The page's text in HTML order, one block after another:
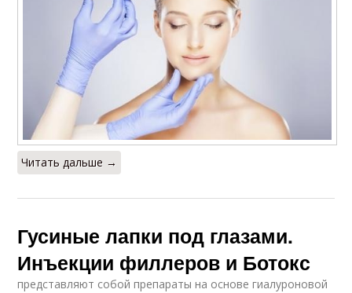
Читать дальше →
Гусиные лапки под глазами.
Инъекции филлеров и Ботокс
представляют собой препараты на основе гиалуроновой